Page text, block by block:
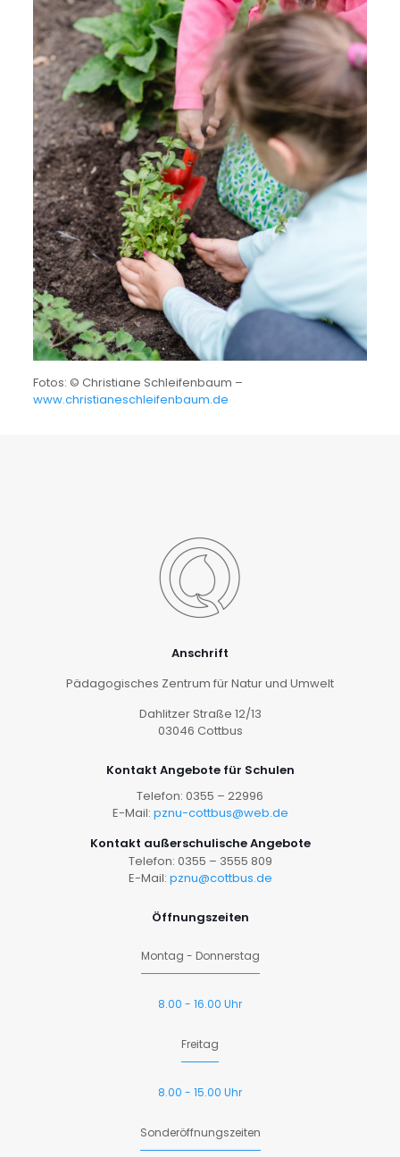
Fotos: © Christiane Schleifenbaum –
www.christianeschleifenbaum.de
Anschrift
Pädagogisches Zentrum für Natur und Umwelt
Dahlitzer Straße 12/13
03046 Cottbus
Kontakt Angebote für Schulen
Telefon: 0355 – 22996
E-Mail: pznu-cottbus@web.de
Kontakt außerschulische Angebote
Telefon: 0355 – 3555 809
E-Mail: pznu@cottbus.de
Öffnungszeiten
Montag - Donnerstag
8.00 - 16.00 Uhr
Freitag
8.00 - 15.00 Uhr
Sonderöffnungszeiten